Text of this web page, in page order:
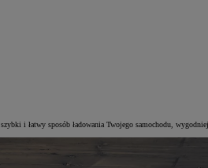
i łatwy sposób ładowania Twojego samochodu,